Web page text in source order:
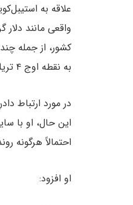
علاقه به
به نقطه اوج ۴ تریلیون دلاری برسد.
در مورد ارتباط
این حال، او با
احتمالاً هرگونه
او افزود: